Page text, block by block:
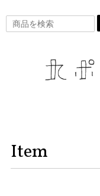
Item